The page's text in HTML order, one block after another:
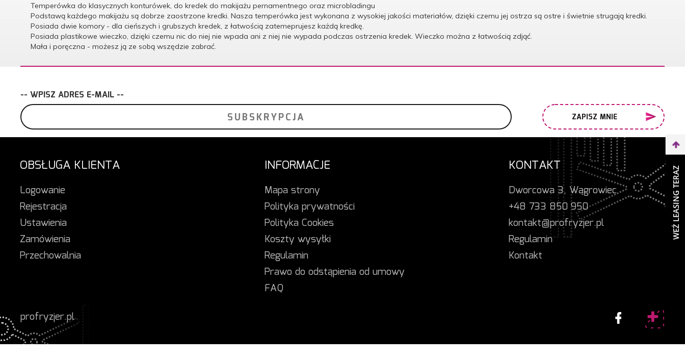
Temperówka do klasycznych konturówek, do kredek do makijażu pernamentnego oraz microbladingu
Podstawą każdego makijażu są dobrze zaostrzone kredki. Nasza temperówka jest wykonana z wysokiej jakości materiałów, dzięki czemu jej ostrza są ostre i świetnie strugają kredki.
Posiada dwie komory - dla cieńszych i grubszych kredek, z łatwością zatemeprujesz każdą kredkę.
Posiada plastikowe wieczko, dzięki czemu nic do niej nie wpada ani z niej nie wypada podczas ostrzenia kredek. Wieczko można z łatwością zdjąć.
Mała i poręczna - możesz ją ze sobą wszędzie zabrać.
-- WPISZ ADRES E-MAIL --
ZAPISZ MNIE
OBSŁUGA KLIENTA
Logowanie
Rejestracja
Ustawienia
Zamówienia
Przechowalnia
INFORMACJE
Mapa strony
Polityka prywatności
Polityka Cookies
Koszty wysyłki
Regulamin
Prawo do odstąpienia od umowy
FAQ
KONTAKT
Dworcowa 3, Wągrowiec
+48 733 850 950
kontakt@profryzjer.pl
Regulamin
Kontakt
profryzjer.pl
WEŹ LEASING TERAZ